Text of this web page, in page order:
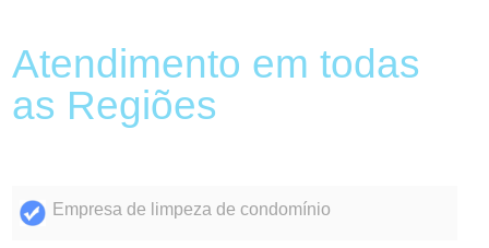
Atendimento em todas
as Regiões
Empresa de limpeza de condomínio